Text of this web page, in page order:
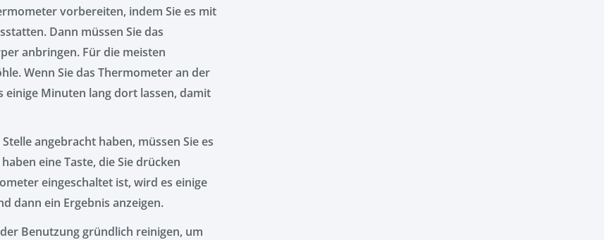
vorbereiten, indem Sie es mit
Dann müssen Sie das
anbringen. Für die meisten
Wenn Sie das Thermometer an der
einige Minuten lang dort lassen, damit
angebracht haben, müssen Sie es
eine Taste, die Sie drücken
eingeschaltet ist, wird es einige
dann ein Ergebnis anzeigen.
Benutzung gründlich reinigen, um